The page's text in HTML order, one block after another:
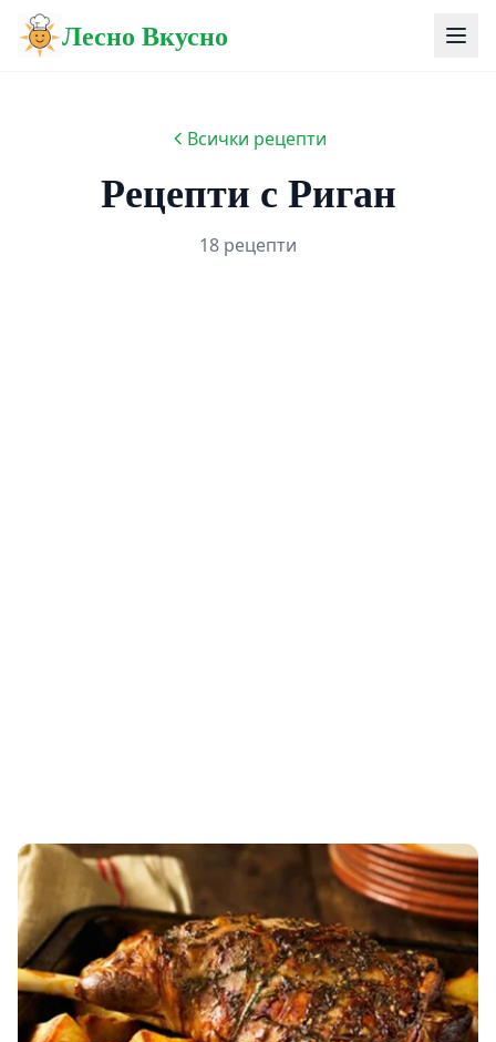
Лесно Вкусно
Всички рецепти
Рецепти с Риган
18 рецепти